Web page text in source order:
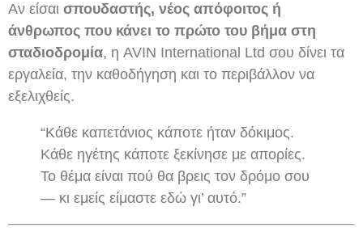
Αν είσαι σπουδαστής, νέος απόφοιτος ή
άνθρωπος που κάνει το πρώτο του βήμα στη
σταδιοδρομία, η AVIN International Ltd σου δίνει τα
εργαλεία, την καθοδήγηση και το περιβάλλον να
εξελιχθείς.
“Κάθε καπετάνιος κάποτε ήταν δόκιμος.
Κάθε ηγέτης κάποτε ξεκίνησε με απορίες.
Το θέμα είναι πού θα βρεις τον δρόμο σου
— κι εμείς είμαστε εδώ γι’ αυτό.”